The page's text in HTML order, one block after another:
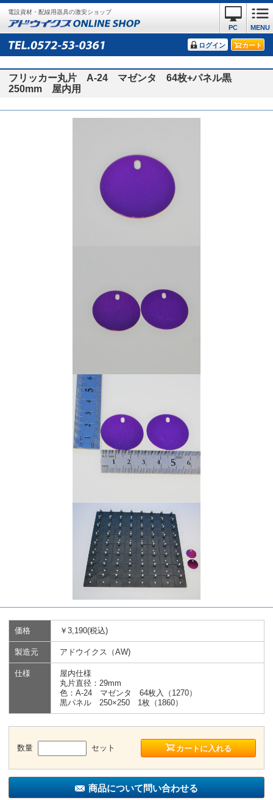
電設資材・配線用器具の激安ショップ
MENU
PC
ログイン カート
フリッカー丸片 A-24 マゼンタ 64枚+パネル黒
250mm 屋内用
価格 ￥3,190(税込)
製造元 アドウイクス（AW)
仕様
屋内仕様
丸片直径：29mm
色：A-24 マゼンタ 64枚入（1270）
黒パネル 250×250 1枚（1860）
数量 セット カートに入れる
商品について問い合わせる